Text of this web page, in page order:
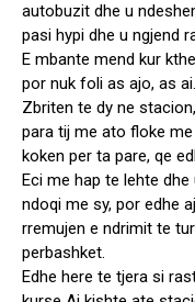
autobuzit dhe u
pasi hypi dhe u ngjend
E mbante mend kur
por nuk foli as ajo, as ai.
Zbriten te dy ne
para tij me ato floke
koken per ta pare, qe
Eci me hap te lehte
ndoqi me sy, por edhe
rremujen e ndrimit te
perbashket.
Edhe here te tjera si